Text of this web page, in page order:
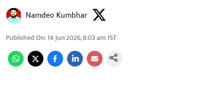
Namdeo Kumbhar
Published On:14 Jun 2026, 8:03 am IST